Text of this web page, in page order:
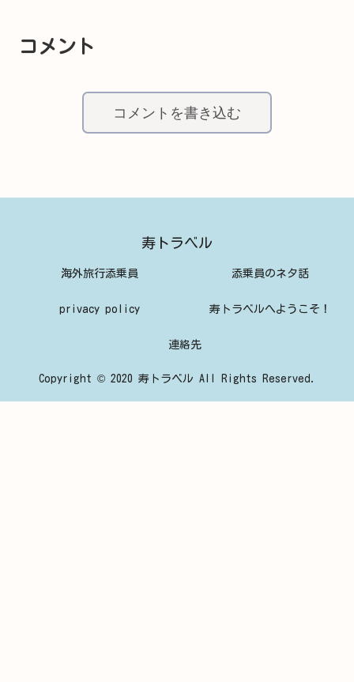
コメント
コメントを書き込む
寿トラベル
海外旅行添乗員 添乗員のネタ話
privacy policy 寿トラベルへようこそ！
連絡先
Copyright © 2020 寿トラベル All Rights Reserved.